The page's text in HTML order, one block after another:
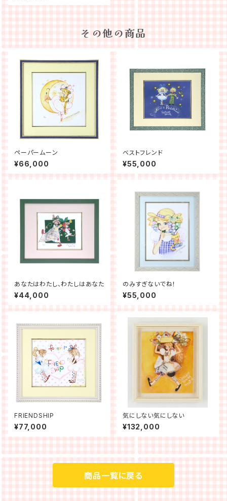
その他の商品
ペーパームーン
¥66,000
ベストフレンド
¥55,000
あなたはわたし、わたしはあなた
¥44,000
のみすぎないでね！
¥55,000
FRIENDSHIP
¥77,000
気にしない気にしない
¥132,000
商品一覧に戻る